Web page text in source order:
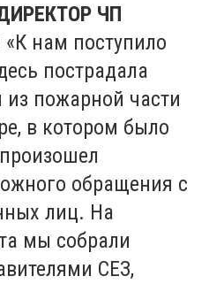
ЧП
«К нам поступило
пострадала
пожарной части
в котором было
обращения с
лиц. На
мы собрали
СЕЗ,